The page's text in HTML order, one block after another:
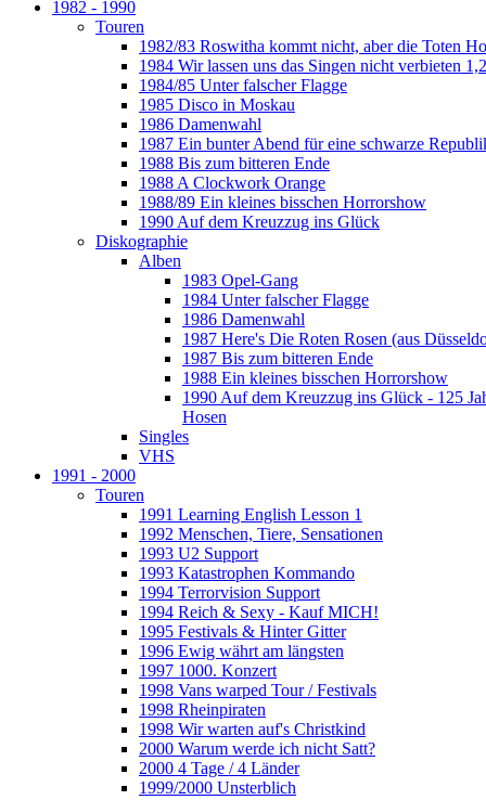
1982 - 1990
Touren
1982/83 Roswitha kommt nicht, aber die Toten
1984 Wir lassen uns das Singen nicht verbieten
1984/85 Unter falscher Flagge
1985 Disco in Moskau
1986 Damenwahl
1987 Ein bunter Abend für eine schwarze
1988 Bis zum bitteren Ende
1988 A Clockwork Orange
1988/89 Ein kleines bisschen Horrorshow
1990 Auf dem Kreuzzug ins Glück
Diskographie
Alben
1983 Opel-Gang
1984 Unter falscher Flagge
1986 Damenwahl
1987 Here's Die Roten Rosen (aus
1987 Bis zum bitteren Ende
1988 Ein kleines bisschen Horrorshow
1990 Auf dem Kreuzzug ins Glück - 125
Hosen
Singles
VHS
1991 - 2000
Touren
1991 Learning English Lesson 1
1992 Menschen, Tiere, Sensationen
1993 U2 Support
1993 Katastrophen Kommando
1994 Terrorvision Support
1994 Reich & Sexy - Kauf MICH!
1995 Festivals & Hinter Gitter
1996 Ewig währt am längsten
1997 1000. Konzert
1998 Vans warped Tour / Festivals
1998 Rheinpiraten
1998 Wir warten auf's Christkind
2000 Warum werde ich nicht Satt?
2000 4 Tage / 4 Länder
1999/2000 Unsterblich